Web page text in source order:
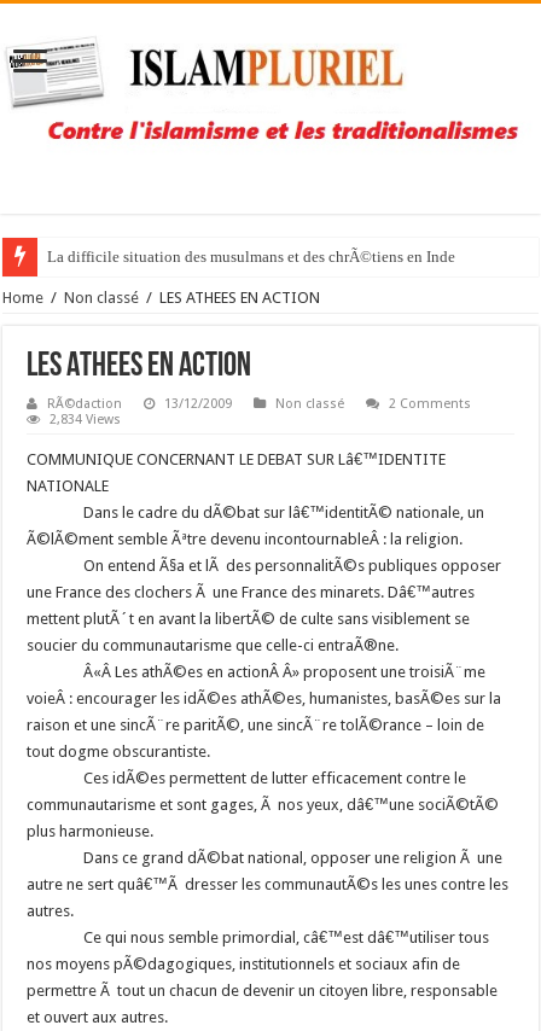
La difficile situation des musulmans et des chrÃ©tiens en Inde
Home / Non classé / LES ATHEES EN ACTION
LES ATHEES EN ACTION
RÃ©daction 13/12/2009 Non classé
2 Comments
2,834 Views
COMMUNIQUE CONCERNANT LE DEBAT SUR Lâ€™IDENTITE
NATIONALE
Dans le cadre du dÃ©bat sur lâ€™identitÃ© nationale, un
Ã©lÃ©ment semble Ãªtre devenu incontournableÂ : la religion.
On entend Ã§a et lÃ des personnalitÃ©s publiques opposer
une France des clochers Ã une France des minarets. Dâ€™autres
mettent plutÃ´t en avant la libertÃ© de culte sans visiblement se
soucier du communautarisme que celle-ci entraÃ®ne.
Â«Â Les athÃ©es en actionÂ Â» proposent une troisiÃ¨me
voieÂ : encourager les idÃ©es athÃ©es, humanistes, basÃ©es sur la
raison et une sincÃ¨re paritÃ©, une sincÃ¨re tolÃ©rance – loin de
tout dogme obscurantiste.
Ces idÃ©es permettent de lutter efficacement contre le
communautarisme et sont gages, Ã nos yeux, dâ€™une sociÃ©tÃ©
plus harmonieuse.
Dans ce grand dÃ©bat national, opposer une religion Ã une
autre ne sert quâ€™Ã dresser les communautÃ©s les unes contre les
autres.
Ce qui nous semble primordial, câ€™est dâ€™utiliser tous
nos moyens pÃ©dagogiques, institutionnels et sociaux afin de
permettre Ã tout un chacun de devenir un citoyen libre, responsable
et ouvert aux autres.